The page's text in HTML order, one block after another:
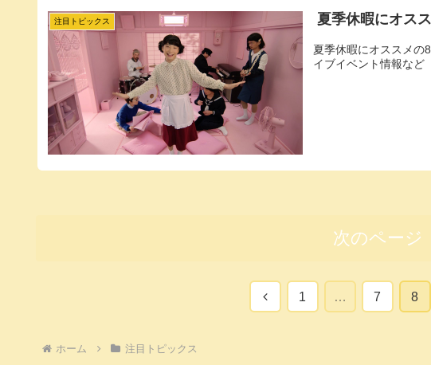
注目トピックス 夏季休暇にオス
夏季休暇にオススメの
イブイベント情報など
次のページ
前 1 … 7 8
ホーム 注目トピックス